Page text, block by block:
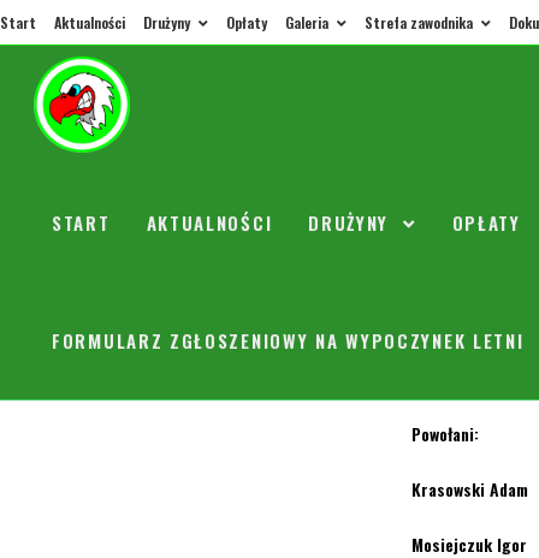
Start Aktualności Drużyny Opłaty Galeria Strefa zawodnika
START AKTUALNOŚCI DRUŻYNY OPŁATY
FORMULARZ ZGŁOSZENIOWY NA WYPOCZYNEK LETNI
Zbiórka 8:45.
Powołani:
Krasowski Adam
Mosiejczuk Igor